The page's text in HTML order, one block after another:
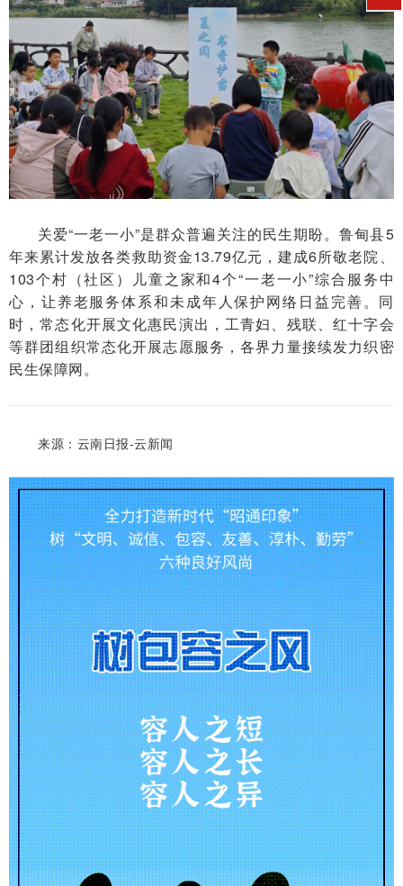
关爱“一老一小”是群众普遍关注的民生期盼。鲁甸县5
年来累计发放各类救助资金13.79亿元，建成6所敬老院、
103个村（社区）儿童之家和4个“一老一小”综合服务中
心，让养老服务体系和未成年人保护网络日益完善。同
时，常态化开展文化惠民演出，工青妇、残联、红十字会
等群团组织常态化开展志愿服务，各界力量接续发力织密
民生保障网。
来源：云南日报-云新闻